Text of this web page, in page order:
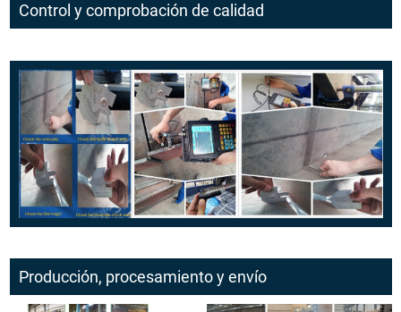
Control y comprobación de calidad
Producción, procesamiento y envío